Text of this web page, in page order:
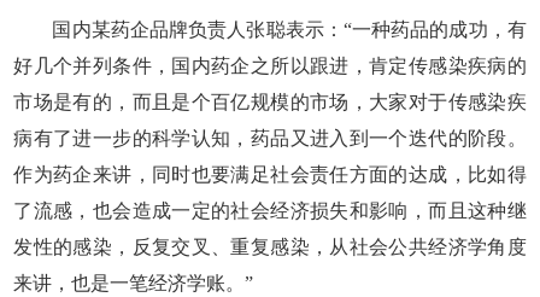
国内某药企品牌负责人张聪表示：“一种药品的成功，有
好几个并列条件，国内药企之所以跟进，肯定传感染疾病的
市场是有的，而且是个百亿规模的市场，大家对于传感染疾
病有了进一步的科学认知，药品又进入到一个迭代的阶段。
作为药企来讲，同时也要满足社会责任方面的达成，比如得
了流感，也会造成一定的社会经济损失和影响，而且这种继
发性的感染，反复交叉、重复感染，从社会公共经济学角度
来讲，也是一笔经济学账。”